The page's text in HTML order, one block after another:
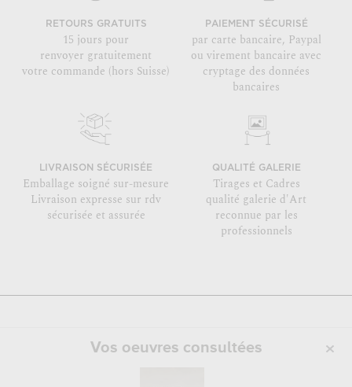
RETOURS GRATUITS
15 jours pour
renvoyer gratuitement
votre commande (hors Suisse)
PAIEMENT SÉCURISÉ
par carte bancaire, Paypal
ou virement bancaire avec
cryptage des données
bancaires
LIVRAISON SÉCURISÉE
Emballage soigné sur-mesure
Livraison expresse sur rdv
sécurisée et assurée
QUALITÉ GALERIE
Tirages et Cadres
qualité galerie d'Art
reconnue par les
professionnels
Vos oeuvres consultées